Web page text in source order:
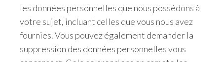
les données personnelles que nous possédons à
votre sujet, incluant celles que vous nous avez
fournies. Vous pouvez également demander la
suppression des données personnelles vous